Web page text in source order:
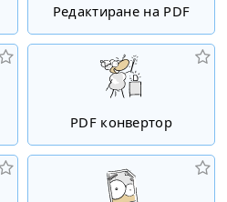
Редактиране на PDF
PDF конвертор